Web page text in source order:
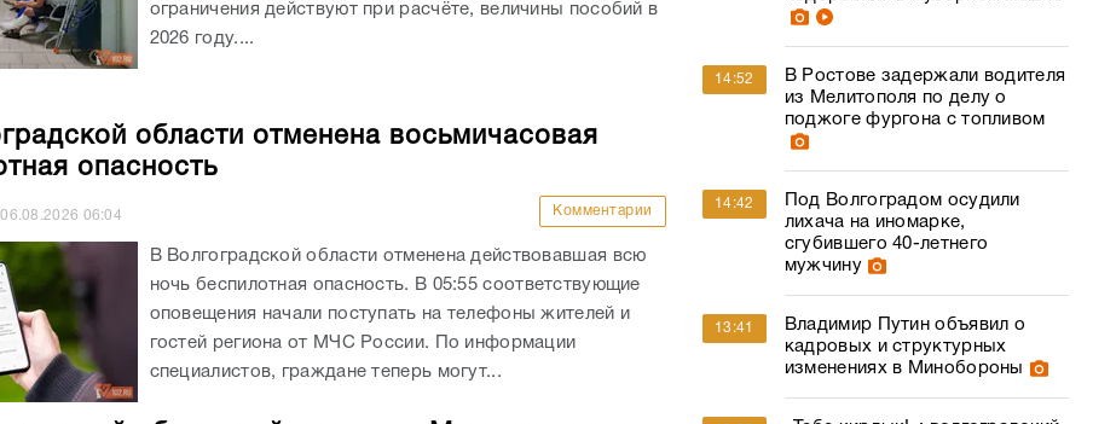
ограничения действуют при расчёте, величины пособий в
2026 году....
области отменена восьмичасовая
опасность
06.08.2026 06:04 Комментарии
В Волгоградской области отменена действовавшая всю
ночь беспилотная опасность. В 05:55 соответствующие
оповещения начали поступать на телефоны жителей и
гостей региона от МЧС России. По информации
специалистов, граждане теперь могут...
14:52
В Ростове задержали водителя
из Мелитополя по делу о
поджоге фургона с топливом
14:42
Под Волгоградом осудили
лихача на иномарке,
сгубившего 40-летнего
мужчину
13:41
Владимир Путин объявил о
кадровых и структурных
изменениях в Минобороны